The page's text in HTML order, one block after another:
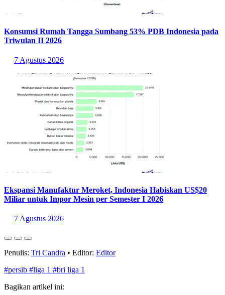
Konsumsi Rumah Tangga Sumbang 53% PDB Indonesia pada
Triwulan II 2026
7 Agustus 2026
Ekspansi Manufaktur Meroket, Indonesia Habiskan US$20
Miliar untuk Impor Mesin per Semester I 2026
7 Agustus 2026
Penulis: Tri Candra • Editor: Editor
#persib #liga 1 #bri liga 1
Bagikan artikel ini: